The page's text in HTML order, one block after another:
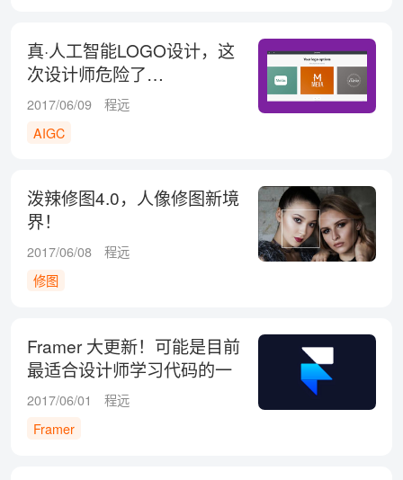
真·人工智能LOGO设计，这
次设计师危险了…
2017/06/09
程远
AIGC
泼辣修图4.0，人像修图新境
界！
2017/06/08
程远
修图
Framer 大更新！可能是目前
最适合设计师学习代码的一
款原型工具
2017/06/01
程远
Framer